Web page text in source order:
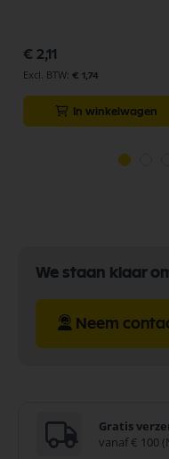
€ 2,11
€ 1,74
In winkelwagen
We staan klaar
Neem
Gratis
vanaf € 100